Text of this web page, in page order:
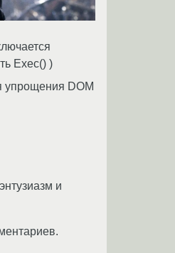
Exec() )
упрощения DOM
и